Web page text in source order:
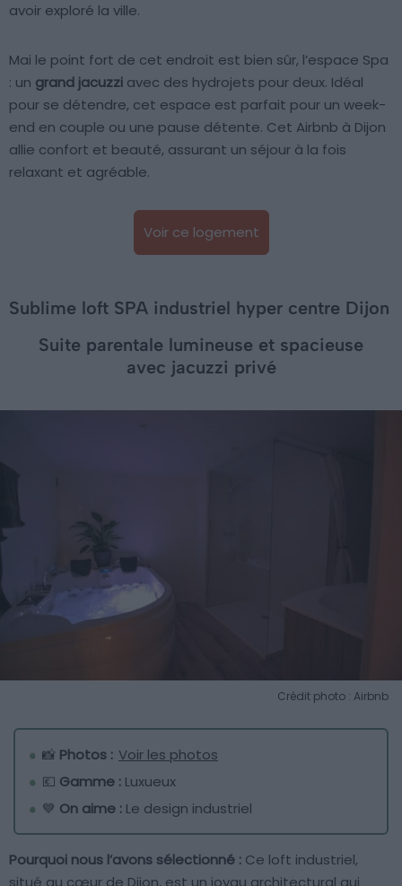
avoir exploré la ville.
Mai le point fort de cet endroit est bien sûr, l’espace Spa
: un grand jacuzzi avec des hydrojets pour deux. Idéal
pour se détendre, cet espace est parfait pour un week-
end en couple ou une pause détente. Cet Airbnb à Dijon
allie confort et beauté, assurant un séjour à la fois
relaxant et agréable.
Voir ce logement
Sublime loft SPA industriel hyper centre Dijon
Suite parentale lumineuse et spacieuse
avec jacuzzi privé
Crédit photo : Airbnb
📸 Photos : Voir les photos
💶 Gamme : Luxueux
💙 On aime : Le design industriel
Pourquoi nous l’avons sélectionné : Ce loft industriel,
situé au cœur de Dijon, est un joyau architectural qui